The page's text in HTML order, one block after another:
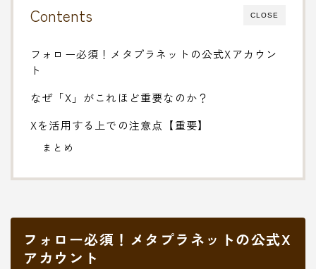
CLOSE
Contents
フォロー必須！メタプラネットの公式Xアカウン
ト
なぜ「X」がこれほど重要なのか？
Xを活用する上での注意点【重要】
まとめ
フォロー必須！メタプラネットの公式X
アカウント